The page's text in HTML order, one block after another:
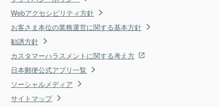
Webアクセシビリティ方針
お客さま本位の業務運営に関する基本方針
勧誘方針
カスタマーハラスメントに関する考え方
日本郵便公式アプリ一覧
ソーシャルメディア
サイトマップ